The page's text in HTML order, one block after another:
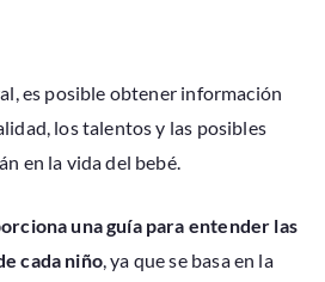
es posible obtener información
los talentos y las posibles
en la vida del bebé.
una guía para entender las
cada niño, ya que se basa en la